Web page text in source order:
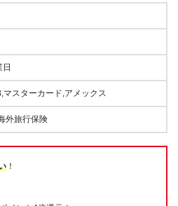
マスターカード,アメックス
外旅行保険
！